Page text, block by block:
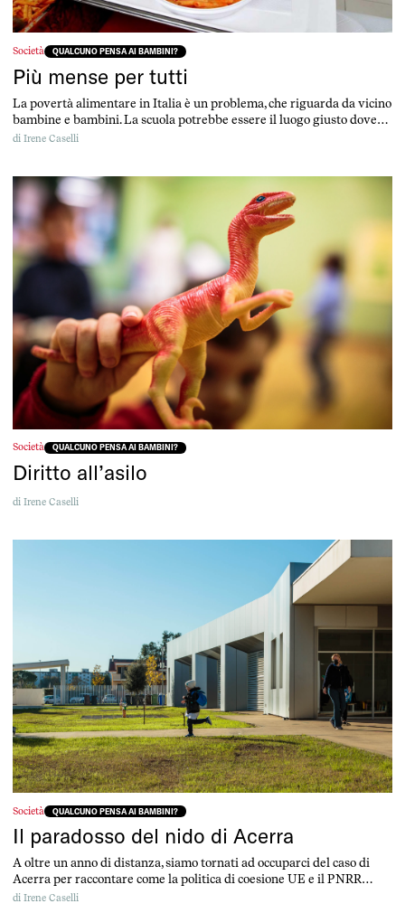
Società QUALCUNO PENSA AI BAMBINI?
Più mense per tutti
La povertà alimentare in Italia è un problema, che riguarda da vicino
bambine e bambini. La scuola potrebbe essere il luogo giusto dove
affrontarla, anche grazie ai fondi europei. Ma la sfida va giocata ora
di Irene Caselli
Società QUALCUNO PENSA AI BAMBINI?
Diritto all’asilo
di Irene Caselli
Società QUALCUNO PENSA AI BAMBINI?
Il paradosso del nido di Acerra
A oltre un anno di distanza, siamo tornati ad occuparci del caso di
Acerra per raccontare come la politica di coesione UE e il PNRR
stiano influenzando la situazione degli asili nido in Campania e, più
di Irene Caselli